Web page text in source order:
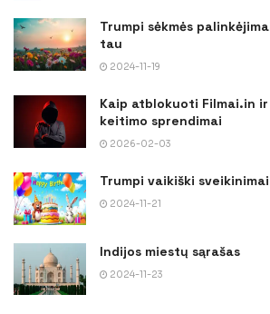
Trumpi sėkmės
tau
2024-11-19
Kaip atblokuoti Filmai.in ir
keitimo sprendimai
2026-02-03
Trumpi vaikiški
2024-11-21
Indijos miestų sąrašas
2024-11-23